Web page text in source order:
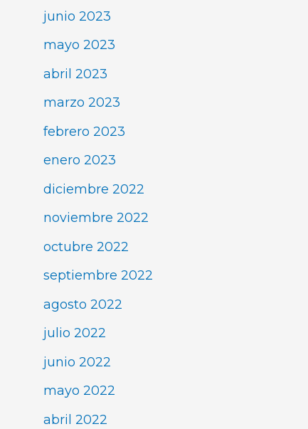
junio 2023
mayo 2023
abril 2023
marzo 2023
febrero 2023
enero 2023
diciembre 2022
noviembre 2022
octubre 2022
septiembre 2022
agosto 2022
julio 2022
junio 2022
mayo 2022
abril 2022